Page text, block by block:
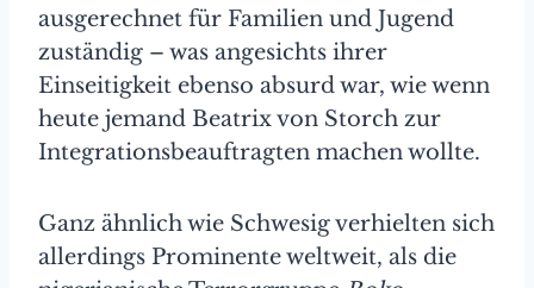
ausgerechnet für Familien und Jugend
zuständig – was angesichts ihrer
Einseitigkeit ebenso absurd war, wie wenn
heute jemand Beatrix von Storch zur
Integrationsbeauftragten machen wollte.
Ganz ähnlich wie Schwesig verhielten sich
allerdings Prominente weltweit, als die